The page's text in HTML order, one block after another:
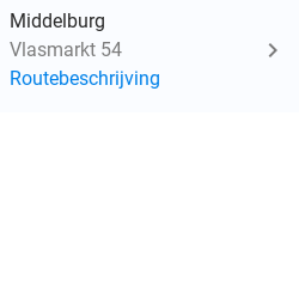
Middelburg
Vlasmarkt 54
Routebeschrijving